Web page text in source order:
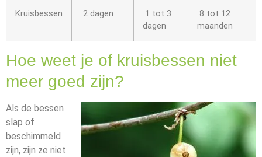
Kruisbessen 2 dagen
1 tot 3
dagen
8 tot 12
maanden
Hoe weet je of kruisbessen niet
meer goed zijn?
Als de bessen
slap of
beschimmeld
zijn, zijn ze niet